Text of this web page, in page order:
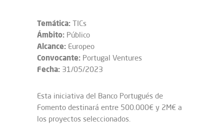
Temática: TICs
Ámbito: Público
Alcance: Europeo
Convocante: Portugal Ventures
Fecha: 31/05/2023
Esta iniciativa del Banco Portugués de
Fomento destinará entre 500.000€ y 2M€ a
los proyectos seleccionados.